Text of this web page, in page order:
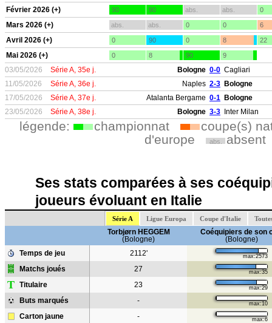
Février 2026 (+) 90 90 abs. abs. 0
Mars 2026 (+) abs. abs. 0 0 6
Avril 2026 (+) 0 90 0 8 22
Mai 2026 (+) 0 8 90 9
03/05/2026 Série A, 35e j. Bologne 0-0 Cagliari
11/05/2026
Série A, 36e j. Naples 2-3 Bologne
17/05/2026
Série A, 37e j. Atalanta Bergame 0-1 Bologne
23/05/2026
Série A, 38e j. Bologne 3-3 Inter Milan
légende: championnat
coupe(s)
d'europe
abs. absent
Ses stats comparées à ses
joueurs évoluant en Italie
Série A Ligue Europa Coupe d'Italie
Torbjørn HEGGEM
(Bologne)
Coéquipiers de son
(Bologne)
Temps de jeu
2112' max:2573
Matchs joués 27 max:35
T Titulaire 23 max:29
Buts marqués - max:10
Carton jaune - max:6